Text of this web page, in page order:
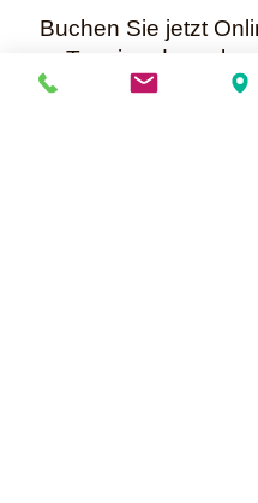
Buchen Sie jetzt
Termin oder
per WhatsApp +41 79